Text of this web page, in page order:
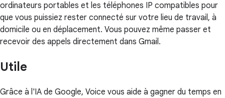
ordinateurs portables et les téléphones IP compatibles pour
que vous puissiez rester connecté sur votre lieu de travail, à
domicile ou en déplacement. Vous pouvez même passer et
recevoir des appels directement dans Gmail.
Utile
Grâce à l'IA de Google, Voice vous aide à gagner du temps en